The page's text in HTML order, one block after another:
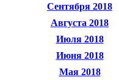
Сентября 2018
Августа 2018
Июля 2018
Июня 2018
Мая 2018